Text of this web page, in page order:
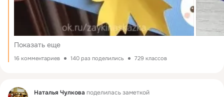
Показать еще
16 комментариев 140 раз поделились 729 классов
Фид Наталья Чулкова поделилась заметкой